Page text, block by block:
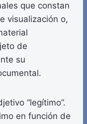
que constan
visualización o,
de
su
“legítimo”.
en función de